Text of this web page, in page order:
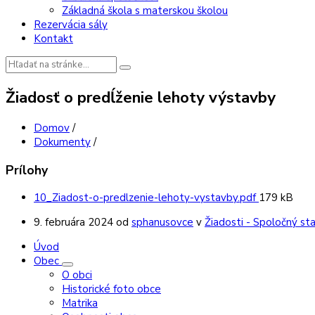
Základná škola s materskou školou
Rezervácia sály
Kontakt
Vyhľadávanie:
Žiadosť o predĺženie lehoty výstavby
Domov /
Dokumenty /
Prílohy
10_Ziadost-o-predlzenie-lehoty-vystavby.pdf Veľkosť
179 kB
9. februára 2024 od sphanusovce v Žiadosti - Spoločný
Úvod
Obec
O obci
Historické foto obce
Matrika